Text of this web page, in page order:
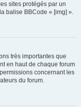
sites protégés par un
balise BBCode « [img] ».
très importantes que
en haut de chaque forum
concernant les
du forum.